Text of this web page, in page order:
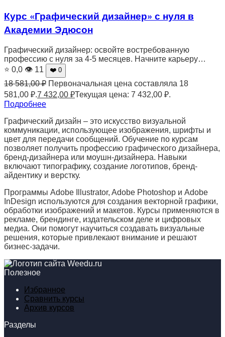
Курс «Графический дизайнер» с нуля в
Академии Эдюсон
Графический дизайнер: освойте востребованную
профессию с нуля за 4-5 месяцев. Начните карьеру…
⭐ 0,0 👁 11 ❤️ 0
18 581,00₽ Первоначальная цена составляла 18
581,00 ₽.7 432,00 ₽Текущая цена: 7 432,00 ₽.
Подробнее
Графический дизайн – это искусство визуальной
коммуникации, использующее изображения, шрифты и
цвет для передачи сообщений. Обучение по курсам
позволяет получить профессию графического дизайнера,
бренд-дизайнера или моушн-дизайнера. Навыки
включают типографику, создание логотипов, бренд-
айдентику и верстку.
Программы Adobe Illustrator, Adobe Photoshop и Adobe
InDesign используются для создания векторной графики,
обработки изображений и макетов. Курсы применяются в
рекламе, брендинге, издательском деле и цифровых
медиа. Они помогут научиться создавать визуальные
решения, которые привлекают внимание и решают
бизнес-задачи.
Полезное
Избранное
Сравнить курсы
Архив курсов
Разделы